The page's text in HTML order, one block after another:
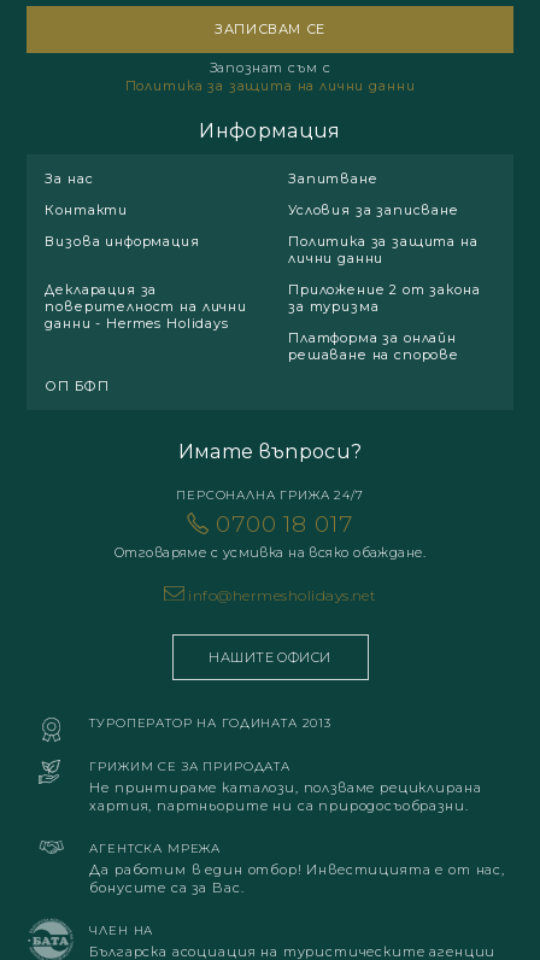
Запознат съм с
Политика за защита на лични данни
Информация
За нас
Запитване
Контакти
Условия за записване
Визова информация
Политика за защита на
лични данни
Декларация за
поверителност на лични
данни - Hermes Holidays
Приложение 2 от закона
за туризма
Платформа за онлайн
решаване на спорове
ОП БФП
Имате въпроси?
ПЕРСОНАЛНА ГРИЖА 24/7
0700 18 017
Отговаряме с усмивка на всяко обаждане.
info@hermesholidays.net
НАШИТЕ ОФИСИ
ТУРОПЕРАТОР НА ГОДИНАТА 2013
ГРИЖИМ СЕ ЗА ПРИРОДАТА
Не принтираме каталози, ползваме рециклирана
хартия, партньорите ни са природосъобразни.
АГЕНТСКА МРЕЖА
Да работим в един отбор! Инвестицията е от нас,
бонусите са за Вас.
ЧЛЕН НА
Българска асоциация на туристическите агенции